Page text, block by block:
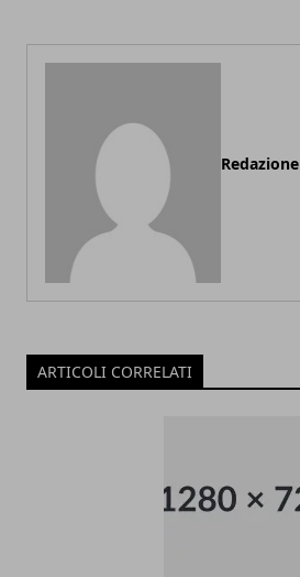
Redazione
ARTICOLI CORRELATI